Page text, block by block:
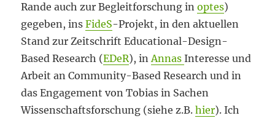
Rande auch zur Begleitforschung inoptes)
gegeben, insFideS-Projekt, in den aktuellen
Stand zur Zeitschrift Educational-Design-
Based Research (EDeR), inAnnasInteresse und
Arbeit an Community-Based Research und in
das Engagement von Tobias in Sachen
Wissenschaftsforschung (siehe z.B.hier). Ich